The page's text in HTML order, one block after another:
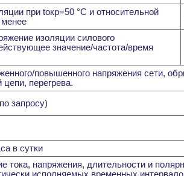
при tокр=50 °С и относительной
менее
изоляции силового
значение/частота/время
повышенного напряжения сети,
цепи, перегрева.
запросу)
в сутки
тока, напряжения, длительности и